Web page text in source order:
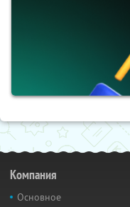
Компания
Основное